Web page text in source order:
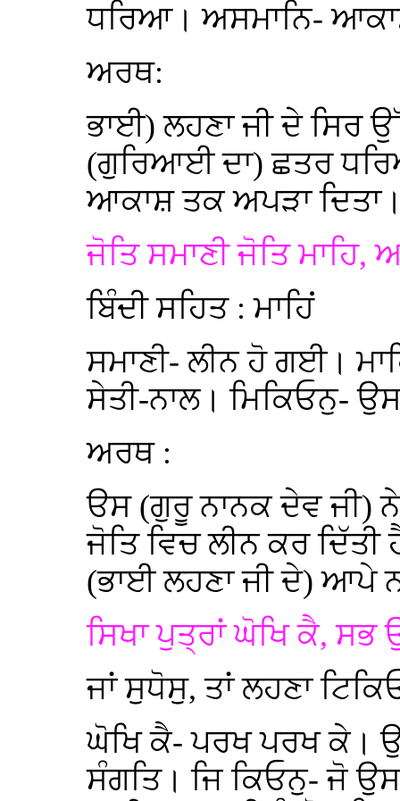
ਧਰਿਆ। ਅਸਮਾਨਿ-
ਅਰਥ:
ਭਾਈ) ਲਹਣਾ ਜੀ ਦੇ ਸਿਰ
(ਗੁਰਿਆਈ ਦਾ) ਛਤਰ
ਆਕਾਸ਼ ਤਕ ਅਪੜਾ
ਜੋਤਿ ਸਮਾਣੀ ਜੋਤਿ
ਬਿੰਦੀ ਸਹਿਤ : ਮਾਹਿਂ
ਸਮਾਣੀ- ਲੀਨ ਹੋ ਗਈ।
ਸੇਤੀ-ਨਾਲ। ਮਿਕਿਓਨੁ-
ਅਰਥ :
ੳਸ (ਗੁਰੂ ਨਾਨਕ ਦੇਵ ਜੀ)
ਜੋਤਿ ਵਿਚ ਲੀਨ ਕਰ
(ਭਾਈ ਲਹਣਾ ਜੀ ਦੇ) ਆਪੇ
ਸਿਖਾ ਪੁਤ੍ਰਾਂ ਘੋਖਿ ਕੈ, ਸਭ
ਜਾਂ ਸੁਧੋਸੁ, ਤਾਂ ਲਹਣਾ
ਘੋਖਿ ਕੈ- ਪਰਖ ਪਰਖ ਕੇ।
ਸੰਗਤਿ। ਜਿ ਕਿਓਨੁ- ਜੋ